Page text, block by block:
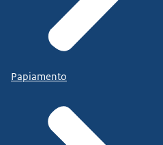
Papiamento